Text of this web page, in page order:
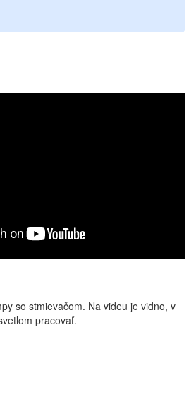
so stmievačom. Na videu je vidno, v
pracovať.